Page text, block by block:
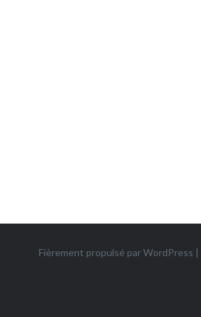
Fièrement propulsé par WordPress |